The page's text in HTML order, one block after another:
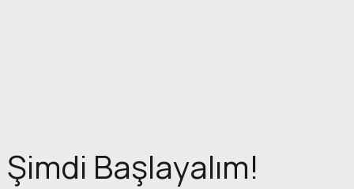
Şimdi Başlayalım!